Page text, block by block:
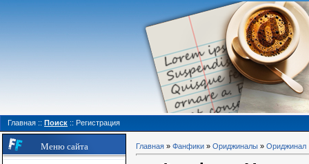
Главная :: Поиск :: Регистрация
Меню сайта Главная » Фанфики » Ориджиналы » Ориджинал